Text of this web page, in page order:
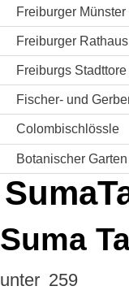
Freiburger Münster
Freiburger Rathaus
Freiburgs Stadttore
Fischer- und
Colombischlössle
Botanischer Garten
Suma
unter 259